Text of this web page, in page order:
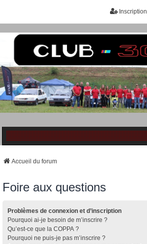
Inscription
Accueil du forum
Foire aux questions
Problèmes de connexion et d’inscription
Pourquoi ai-je besoin de m’inscrire ?
Qu’est-ce que la COPPA ?
Pourquoi ne puis-je pas m’inscrire ?